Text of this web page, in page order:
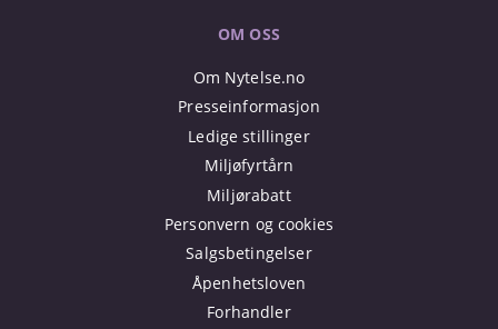
OM OSS
Om Nytelse.no
Presseinformasjon
Ledige stillinger
Miljøfyrtårn
Miljørabatt
Personvern og cookies
Salgsbetingelser
Åpenhetsloven
Forhandler